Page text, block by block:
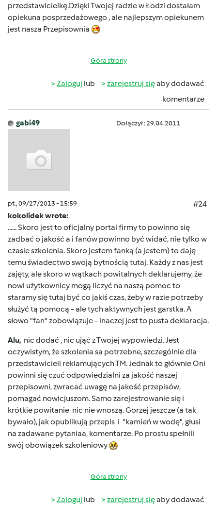
przedstawicielkę.Dzięki Twojej radzie w Łodzi dostałam
opiekuna posprzedażowego , ale najlepszym opiekunem
jest nasza Przepisownia
Góra strony
Zaloguj lub zarejestruj sięaby dodawać
komentarze
gabi49 Dołączył : 29.04.2011
pt., 09/27/2013 - 15:59
#24
kokolidek wrote:
...... Skoro jest to oficjalny portal firmy to powinno się
zadbać o jakość a i fanów powinno być widać, nie tylko w
czasie szkolenia. Skoro jestem fanką (a jestem) to daję
temu świadectwo swoją bytnością tutaj. Każdy z nas jest
zajęty, ale skoro w wątkach powitalnych deklarujemy, że
nowi użytkownicy mogą liczyć na naszą pomoc to
staramy się tutaj być co jakiś czas, żeby w razie potrzeby
służyć tą pomocą - ale tych aktywnych jest garstka. A
słowo "fan" zobowiązuje - inaczej jest to pusta deklaracja.
Alu, nic dodać , nic ująć z Twojej wypowiedzi. Jest
oczywistym, że szkolenia sa potrzebne, szczególnie dla
przedstawicieli reklamujących TM. Jednak to głównie Oni
powinni się czuć odpowiedzialni za jakość naszej
przepisowni, zwracać uwagę na jakość przepisów,
pomagać nowicjuszom. Samo zarejestrowanie się i
krótkie powitanie nic nie wnoszą. Gorzej jeszcze (a tak
bywało), jak opublikują przepis i "kamień w wodę", głusi
na zadawane pytaniaa, komentarze. Po prostu spełnili
swój obowiązek szkoleniowy
Góra strony
Zaloguj lub zarejestruj sięaby dodawać